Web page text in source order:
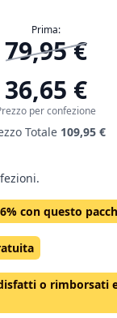
Prima:
79,95 €
36,65 €
per confezione
Totale 109,95 €
con questo
o rimborsati